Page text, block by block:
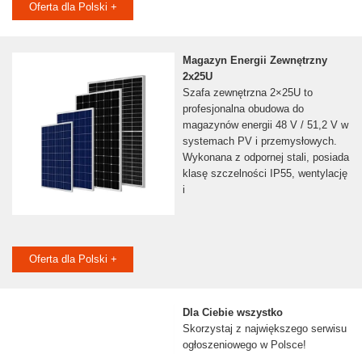
Oferta dla Polski +
Magazyn Energii Zewnętrzny
2x25U
Szafa zewnętrzna 2×25U to
profesjonalna obudowa do
magazynów energii 48 V / 51,2 V w
systemach PV i przemysłowych.
Wykonana z odpornej stali, posiada
klasę szczelności IP55, wentylację
i
Oferta dla Polski +
Dla Ciebie wszystko
Skorzystaj z największego serwisu
ogłoszeniowego w Polsce!